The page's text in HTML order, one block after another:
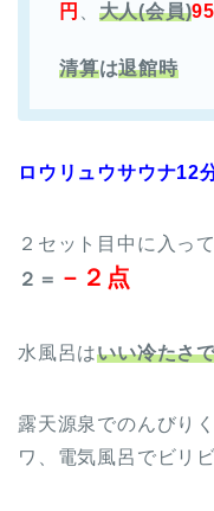
円
大人(会員)
清算は退館時
ロウリュウサウナ12
２セット目中に入っ
２＝ －２点
水風呂はいい冷たさ
露天源泉でのんびり
ワ、電気風呂でビリ